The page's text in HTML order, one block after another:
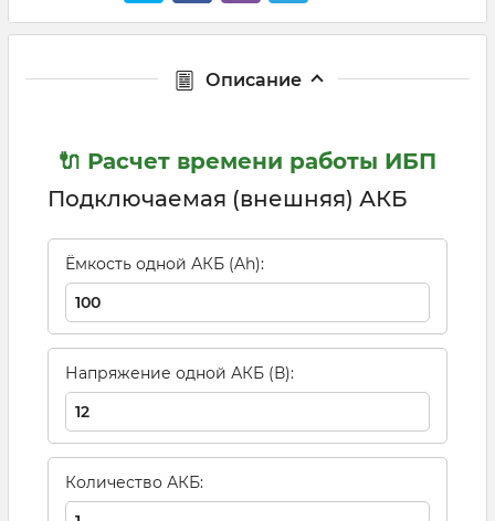
Описание
🔌 Расчет времени работы ИБП
Подключаемая (внешняя) АКБ
Ёмкость одной АКБ (Ah):
Напряжение одной АКБ (В):
Количество АКБ: